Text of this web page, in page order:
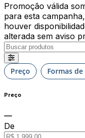
Promoção válida
para esta
houver
alterada sem aviso
Preço Formas
Preço
De